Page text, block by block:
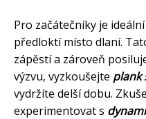
Pro začátečníky je ideální
předloktí místo dlaní.
zápěstí a zároveň
výzvu, vyzkoušejte plank
vydržíte delší dobu.
experimentovat s